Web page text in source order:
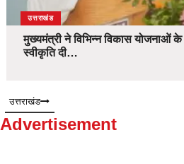
उत्तराखंड
मुख्यमंत्री ने विभिन्न विकास योजनाओं के
स्वीकृति दी…
उत्तराखंड
Advertisement